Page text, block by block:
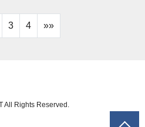
3 4 »»
All Rights Reserved.